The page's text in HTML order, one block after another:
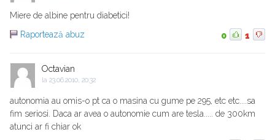
Miere de albine pentru diabetici!
Raportează abuz
0 1
Octavian
la 23.06.2010, 20:32
autonomia au omis-o pt ca o masina cu gume pe 295, etc etc....sa
fim seriosi. Daca ar avea o autonomie cum are tesla..... de 300km
atunci ar fi chiar ok